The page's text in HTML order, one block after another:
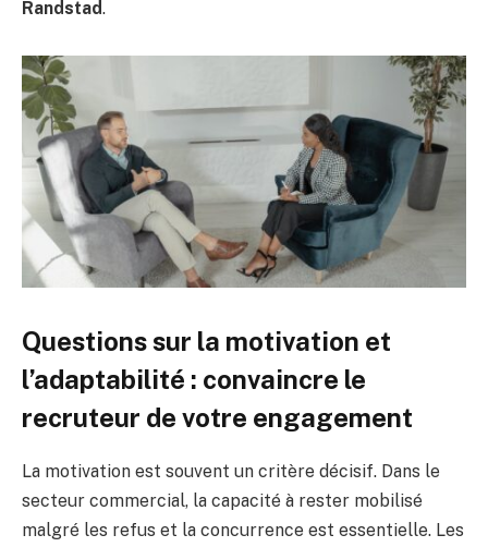
Randstad.
Questions sur la motivation et
l’adaptabilité : convaincre le
recruteur de votre engagement
La motivation est souvent un critère décisif. Dans le
secteur commercial, la capacité à rester mobilisé
malgré les refus et la concurrence est essentielle. Les